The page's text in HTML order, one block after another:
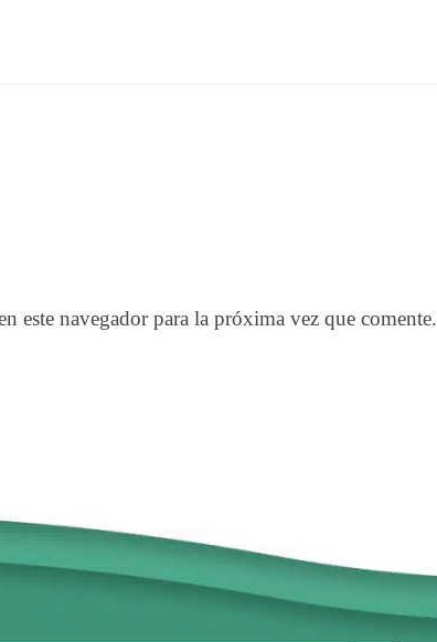
este navegador para la próxima vez que comente.